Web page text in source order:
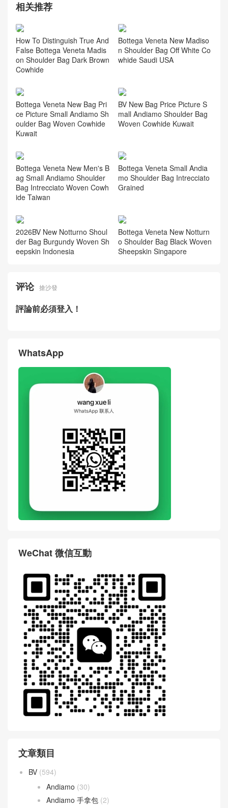
相关推荐
How To Distinguish True And
False Bottega Veneta Madis
on Shoulder Bag Dark Brown
Cowhide
Bottega Veneta New Madiso
n Shoulder Bag Off White Co
whide Saudi USA
Bottega Veneta New Bag Pri
ce Picture Small Andiamo Sh
oulder Bag Woven Cowhide
Kuwait
BV New Bag Price Picture S
mall Andiamo Shoulder Bag
Woven Cowhide Kuwait
Bottega Veneta New Men's B
ag Small Andiamo Shoulder
Bag Intrecciato Woven Cowh
ide Taiwan
Bottega Veneta Small Andia
mo Shoulder Bag Intrecciato
Grained
2026BV New Notturno Shoul
der Bag Burgundy Woven Sh
eepskin Indonesia
Bottega Veneta New Notturn
o Shoulder Bag Black Woven
Sheepskin Singapore
评论 搶沙發
評論前必須登入！
WhatsApp
WeChat 微信互動
文章類目
BV (594)
Andiamo (30)
Andiamo 手拿包 (2)